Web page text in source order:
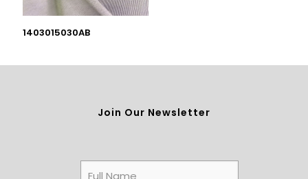
1403015030AB
Join Our Newsletter